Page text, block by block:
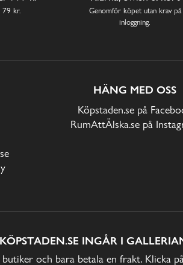
79 kr.
Genomför köpet utan krav på
inloggning.
HÄNG MED OSS
Köpstaden.se på
RumAttÄlska.se på
KÖPSTADEN.SE INGÅR I
och bara betala en frakt. Klicka